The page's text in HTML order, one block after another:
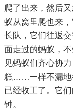
爬了出来，然后
蚁从窝里爬也来
长队，它们往返
面走过的蚂蚁，
见蚂蚁们齐心协
糕……一样不漏地
已经收工了。它
钟。